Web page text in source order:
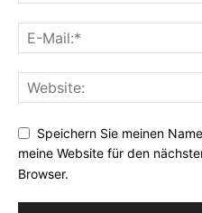
Speichern Sie meinen
meine Website für den
Browser.